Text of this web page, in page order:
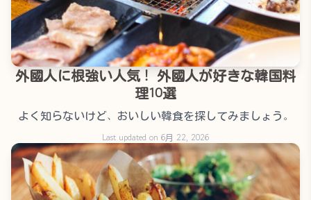
外國人に根強い人気！ 外國人が好きな韓国料
理10選
よく知らないけど、おいしい韓食を探してみましょう。
Last updated on 6月 22, 2026